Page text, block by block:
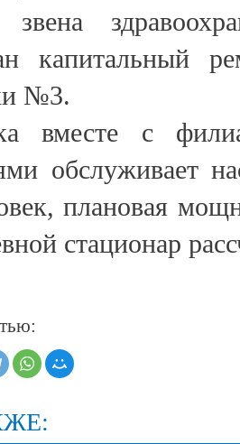
звена
капитальный
№3.
вместе с
обслуживает
плановая
стационар